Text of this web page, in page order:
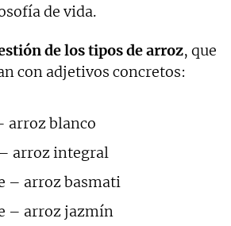
de vida.
de los tipos de arroz, que
con adjetivos concretos:
arroz blanco
arroz integral
– arroz basmati
– arroz jazmín